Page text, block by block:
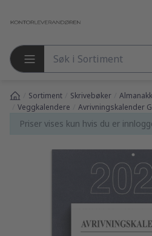
Søk etter produkter
Sortiment Skrivebøker
Veggkalendere Avrivningskalender
Priser vises kun hvis du er